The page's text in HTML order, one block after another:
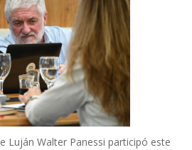
Luján Walter Panessi participó este